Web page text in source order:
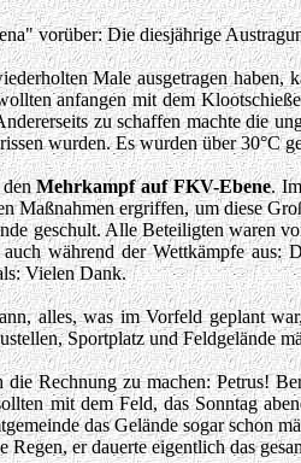
vorüber: Die diesjährige
Male ausgetragen haben,
anfangen mit dem
zu schaffen machte die
wurden. Es wurden über 30°C
denMehrkampf auf FKV-Ebene.
Maßnahmen ergriffen, um diese
geschult. Alle Beteiligten waren
während der Wettkämpfe
Vielen Dank.
alles, was im Vorfeld geplant
Sportplatz und
Rechnung zu machen: Petrus!
mit dem Feld, das Sonntag
das Gelände sogar schon
er dauerte eigentlich das